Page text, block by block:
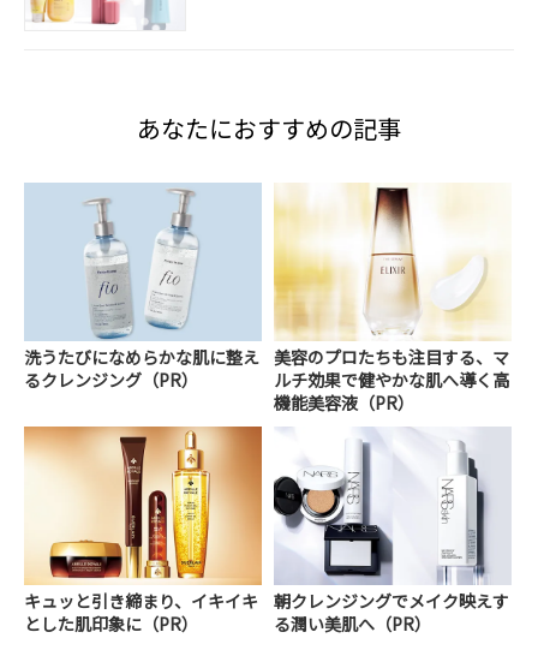
あなたにおすすめの記事
洗うたびになめらかな肌に整え
るクレンジング（PR）
美容のプロたちも注目する、マ
ルチ効果で健やかな肌へ導く高
機能美容液（PR）
キュッと引き締まり、イキイキ
とした肌印象に（PR）
朝クレンジングでメイク映えす
る潤い美肌へ（PR）